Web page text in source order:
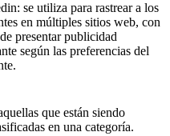
se utiliza para rastrear a los
en múltiples sitios web, con
presentar publicidad
según las preferencias del
que están siendo
en una categoría.